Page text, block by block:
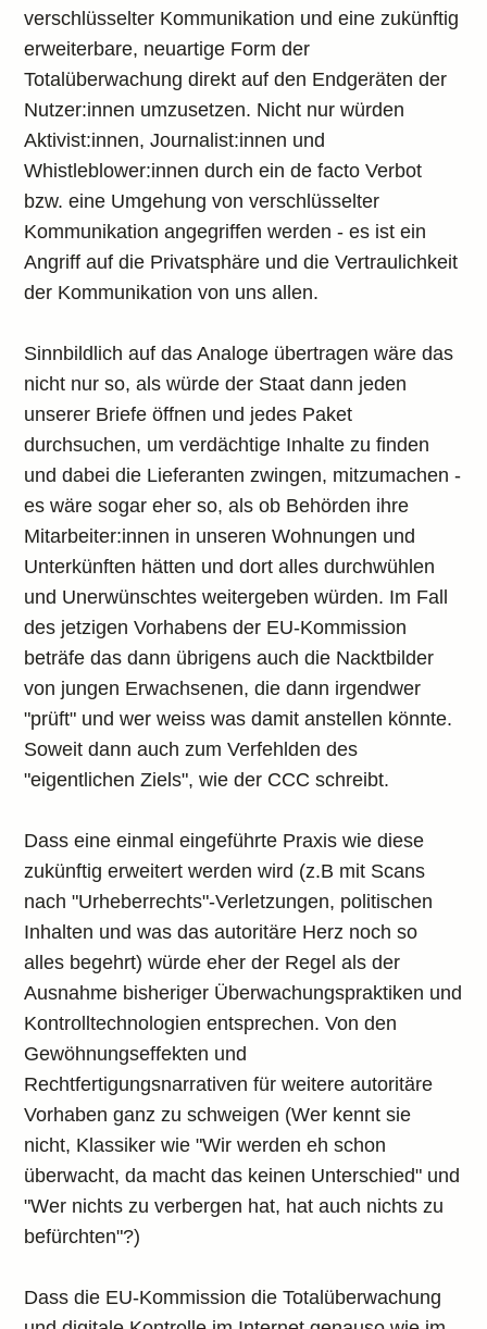
verschlüsselter Kommunikation und eine zukünftig
erweiterbare, neuartige Form der
Totalüberwachung direkt auf den Endgeräten der
Nutzer:innen umzusetzen. Nicht nur würden
Aktivist:innen, Journalist:innen und
Whistleblower:innen durch ein de facto Verbot
bzw. eine Umgehung von verschlüsselter
Kommunikation angegriffen werden - es ist ein
Angriff auf die Privatsphäre und die Vertraulichkeit
der Kommunikation von uns allen.
Sinnbildlich auf das Analoge übertragen wäre das
nicht nur so, als würde der Staat dann jeden
unserer Briefe öffnen und jedes Paket
durchsuchen, um verdächtige Inhalte zu finden
und dabei die Lieferanten zwingen, mitzumachen -
es wäre sogar eher so, als ob Behörden ihre
Mitarbeiter:innen in unseren Wohnungen und
Unterkünften hätten und dort alles durchwühlen
und Unerwünschtes weitergeben würden. Im Fall
des jetzigen Vorhabens der EU-Kommission
beträfe das dann übrigens auch die Nacktbilder
von jungen Erwachsenen, die dann irgendwer
"prüft" und wer weiss was damit anstellen könnte.
Soweit dann auch zum Verfehlden des
"eigentlichen Ziels", wie der CCC schreibt.
Dass eine einmal eingeführte Praxis wie diese
zukünftig erweitert werden wird (z.B mit Scans
nach "Urheberrechts"-Verletzungen, politischen
Inhalten und was das autoritäre Herz noch so
alles begehrt) würde eher der Regel als der
Ausnahme bisheriger Überwachungspraktiken und
Kontrolltechnologien entsprechen. Von den
Gewöhnungseffekten und
Rechtfertigungsnarrativen für weitere autoritäre
Vorhaben ganz zu schweigen (Wer kennt sie
nicht, Klassiker wie "Wir werden eh schon
überwacht, da macht das keinen Unterschied" und
"Wer nichts zu verbergen hat, hat auch nichts zu
befürchten"?)
Dass die EU-Kommission die Totalüberwachung